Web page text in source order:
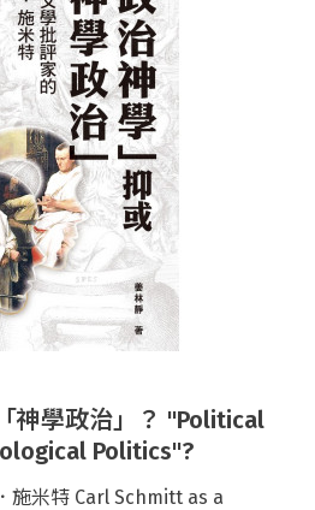
神學政治」？ "Political
Politics"?
施米特 Carl Schmitt as a